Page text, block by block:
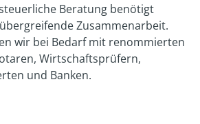
Beratung benötigt
Zusammenarbeit.
wir bei Bedarf mit renommierten
Wirtschaftsprüfern,
und Banken.